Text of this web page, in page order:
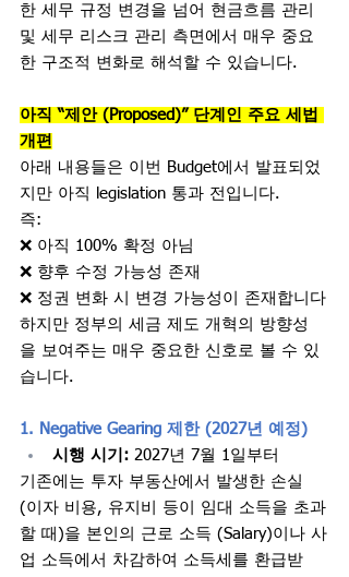
한 세무 규정 변경을 넘어 현금흐름 관리
및 세무 리스크 관리 측면에서 매우 중요
한 구조적 변화로 해석할 수 있습니다.
아직 “제안 (Proposed)” 단계인 주요 세법
개편
아래 내용들은 이번 Budget에서 발표되었
지만 아직 legislation 통과 전입니다.
즉:
❌ 아직 100% 확정 아님
❌ 향후 수정 가능성 존재
❌ 정권 변화 시 변경 가능성이 존재합니다
하지만 정부의 세금 제도 개혁의 방향성
을 보여주는 매우 중요한 신호로 볼 수 있
습니다.
1. Negative Gearing 제한 (2027년 예정)
시행 시기: 2027년 7월 1일부터
기존에는 투자 부동산에서 발생한 손실
(이자 비용, 유지비 등이 임대 소득을 초과
할 때)을 본인의 근로 소득 (Salary)이나 사
업 소득에서 차감하여 소득세를 환급받